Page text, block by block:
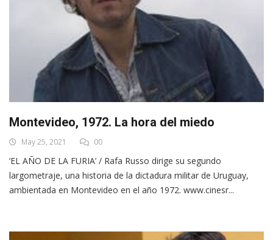
Montevideo, 1972. La hora del miedo
May 25, 2021 00
‘EL AÑO DE LA FURIA’ / Rafa Russo dirige su segundo
largometraje, una historia de la dictadura militar de Uruguay,
ambientada en Montevideo en el año 1972. www.cinesr...